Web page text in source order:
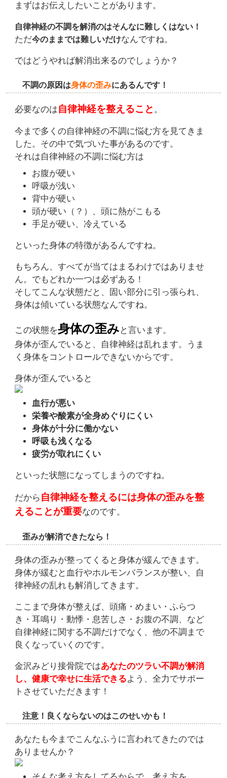
まずはお伝えしたいことがあります。
自律神経の不調を解消のはそんなに難しくはない！
ただ今のままでは難しいだけなんですね。
ではどうやれば解消出来るのでしょうか？
不調の原因は身体の歪みにあるんです！
必要なのは自律神経を整えること 。
今まで多くの自律神経の不調に悩む方を見てきま
した。その中で気づいた事があるのです。
それは自律神経の不調に悩む方は
お腹が硬い
呼吸が浅い
背中が硬い
頭が硬い（？）、頭に熱がこもる
手足が硬い、冷えている
といった身体の特徴があるんですね。
もちろん、すべてが当てはまるわけではありませ
ん。でもどれか一つは必ずある！
そしてこんな状態だと、固い部分に引っ張られ、
身体は傾いている状態なんですね。
この状態を身体の歪み と言います。
身体が歪んでいると、自律神経は乱れます。うま
く身体をコントロールできないからです。
身体が歪んでいると
血行が悪い
栄養や酸素が全身めぐりにくい
身体が十分に働かない
呼吸も浅くなる
疲労が取れにくい
といった状態になってしまうのですね。
だから 自律神経を整えるには身体の歪みを整
えることが重要なのです。
歪みが解消できたなら！
身体の歪みが整ってくると身体が緩んできます。
身体が緩むと血行やホルモンバランスが整い、自
律神経の乱れも解消してきます。
ここまで身体が整えば、頭痛・めまい・ふらつ
き・耳鳴り・動悸・息苦しさ・お腹の不調、など
自律神経に関する不調だけでなく、他の不調まで
良くなっていくのです。
金沢みどり接骨院ではあなたのツラい不調が解消
し、健康で幸せに生活できるよう、全力でサポー
トさせていただきます！
注意！良くならないのはこのせいかも！
あなたも今までこんなふうに言われてきたのでは
ありませんか？